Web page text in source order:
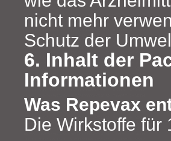
nicht mehr
Schutz der
6. Inhalt der
Informationen
Was Repevax
Die Wirkstoffe für